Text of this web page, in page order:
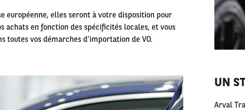
européenne, elles seront à votre disposition pour
achats en fonction des spécificités locales, et vous
toutes vos démarches d’importation de VO.
Right
UN
Arval